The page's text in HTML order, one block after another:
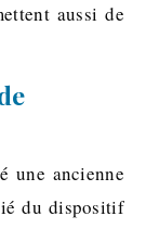
aussi de
une ancienne
du dispositif